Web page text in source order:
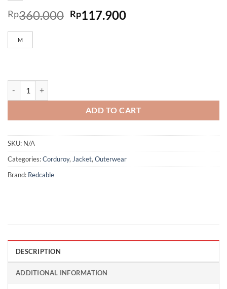
Rp360.000 Rp117.900
M
ADD TO CART
SKU: N/A
Categories:Corduroy, Jacket, Outerwear
Brand: Redcable
DESCRIPTION
ADDITIONAL INFORMATION